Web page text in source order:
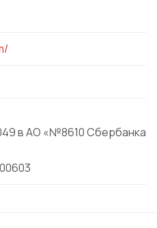
в АО «№8610 Сбербанка